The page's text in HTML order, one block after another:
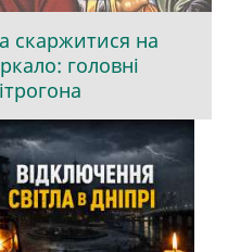
скаржитися на
головні